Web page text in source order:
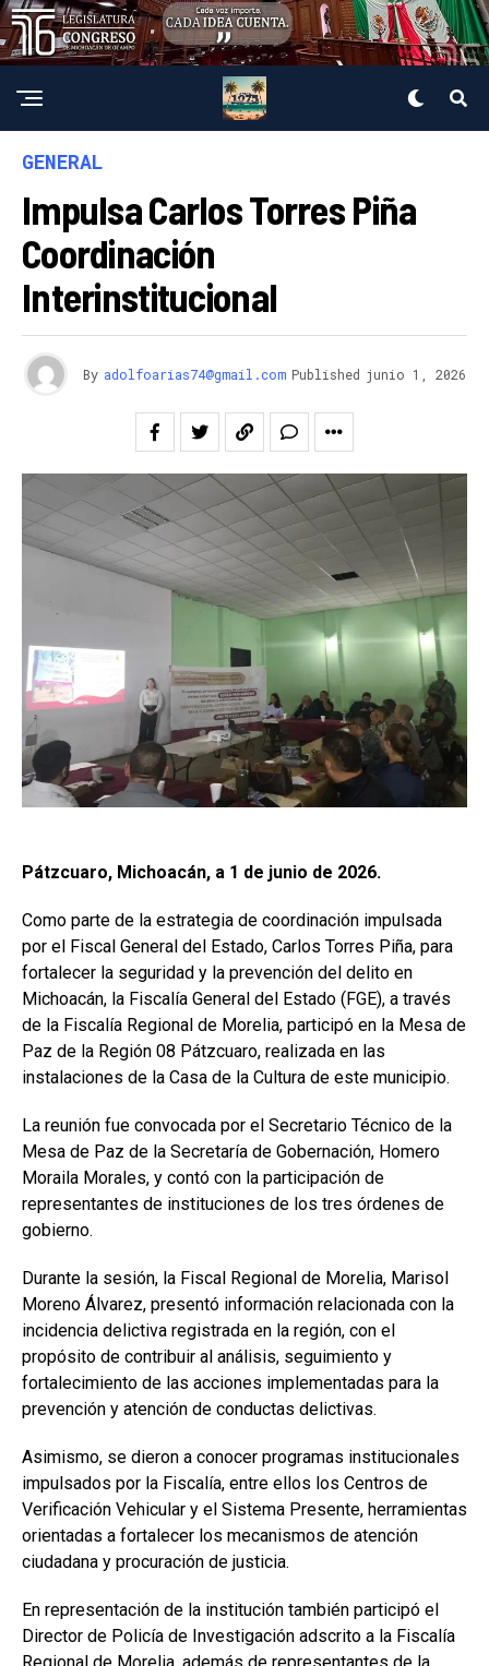
GENERAL
Impulsa Carlos Torres Piña
Coordinación
Interinstitucional
By adolfoarias74@gmail.com Published junio 1, 2026
Pátzcuaro, Michoacán, a 1 de junio de 2026.
Como parte de la estrategia de coordinación impulsada
por el Fiscal General del Estado, Carlos Torres Piña, para
fortalecer la seguridad y la prevención del delito en
Michoacán, la Fiscalía General del Estado (FGE), a través
de la Fiscalía Regional de Morelia, participó en la Mesa de
Paz de la Región 08 Pátzcuaro, realizada en las
instalaciones de la Casa de la Cultura de este municipio.
La reunión fue convocada por el Secretario Técnico de la
Mesa de Paz de la Secretaría de Gobernación, Homero
Moraila Morales, y contó con la participación de
representantes de instituciones de los tres órdenes de
gobierno.
Durante la sesión, la Fiscal Regional de Morelia, Marisol
Moreno Álvarez, presentó información relacionada con la
incidencia delictiva registrada en la región, con el
propósito de contribuir al análisis, seguimiento y
fortalecimiento de las acciones implementadas para la
prevención y atención de conductas delictivas.
Asimismo, se dieron a conocer programas institucionales
impulsados por la Fiscalía, entre ellos los Centros de
Verificación Vehicular y el Sistema Presente, herramientas
orientadas a fortalecer los mecanismos de atención
ciudadana y procuración de justicia.
En representación de la institución también participó el
Director de Policía de Investigación adscrito a la Fiscalía